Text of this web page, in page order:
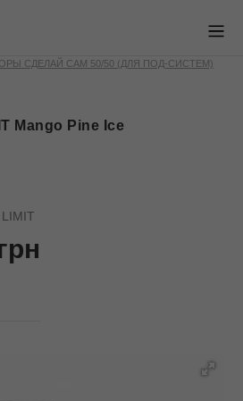
СДЕЛАЙ САМ 50/50 (ДЛЯ ПОД-СИСТЕМ)
Mango Pine Ice